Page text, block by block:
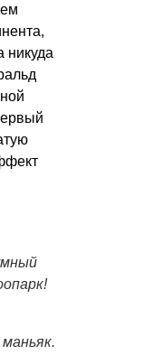
никуда